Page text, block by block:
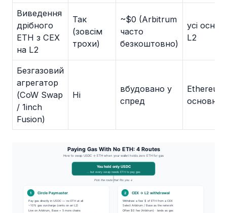
Виведення
дрібного
ETH з CEX
на L2
Так
(зовсім
трохи)
~$0 (Arbitrum
часто
безкоштовно)
усі
L2
Безгазовий
агрегатор
(CoW Swap
/ 1inch
Fusion)
Ні
вбудовано у
спред
основні